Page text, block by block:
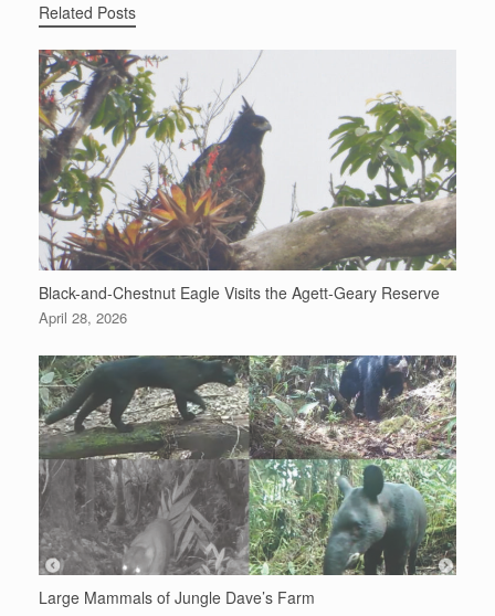
Related Posts
Black-and-Chestnut Eagle Visits the Agett-Geary Reserve
April 28, 2026
Large Mammals of Jungle Dave’s Farm